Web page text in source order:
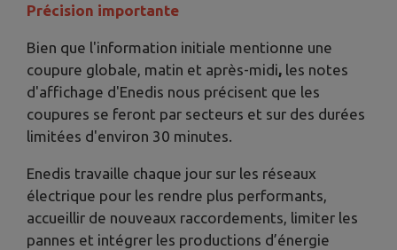
Précision importante
Bien que l'information initiale mentionne une
coupure globale, matin et après-midi, les notes
d'affichage d'Enedis nous précisent que les
coupures se feront par secteurs et sur des durées
limitées d'environ 30 minutes.
Enedis travaille chaque jour sur les réseaux
électrique pour les rendre plus performants,
accueillir de nouveaux raccordements, limiter les
pannes et intégrer les productions d’énergie